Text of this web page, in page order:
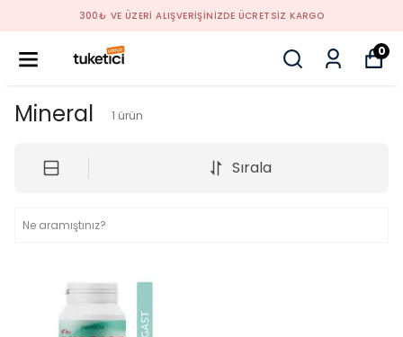
300₺ VE ÜZERİ ALIŞVERİŞİNİZDE ÜCRETSİZ KARGO
0
Mineral 1 ürün
Sırala